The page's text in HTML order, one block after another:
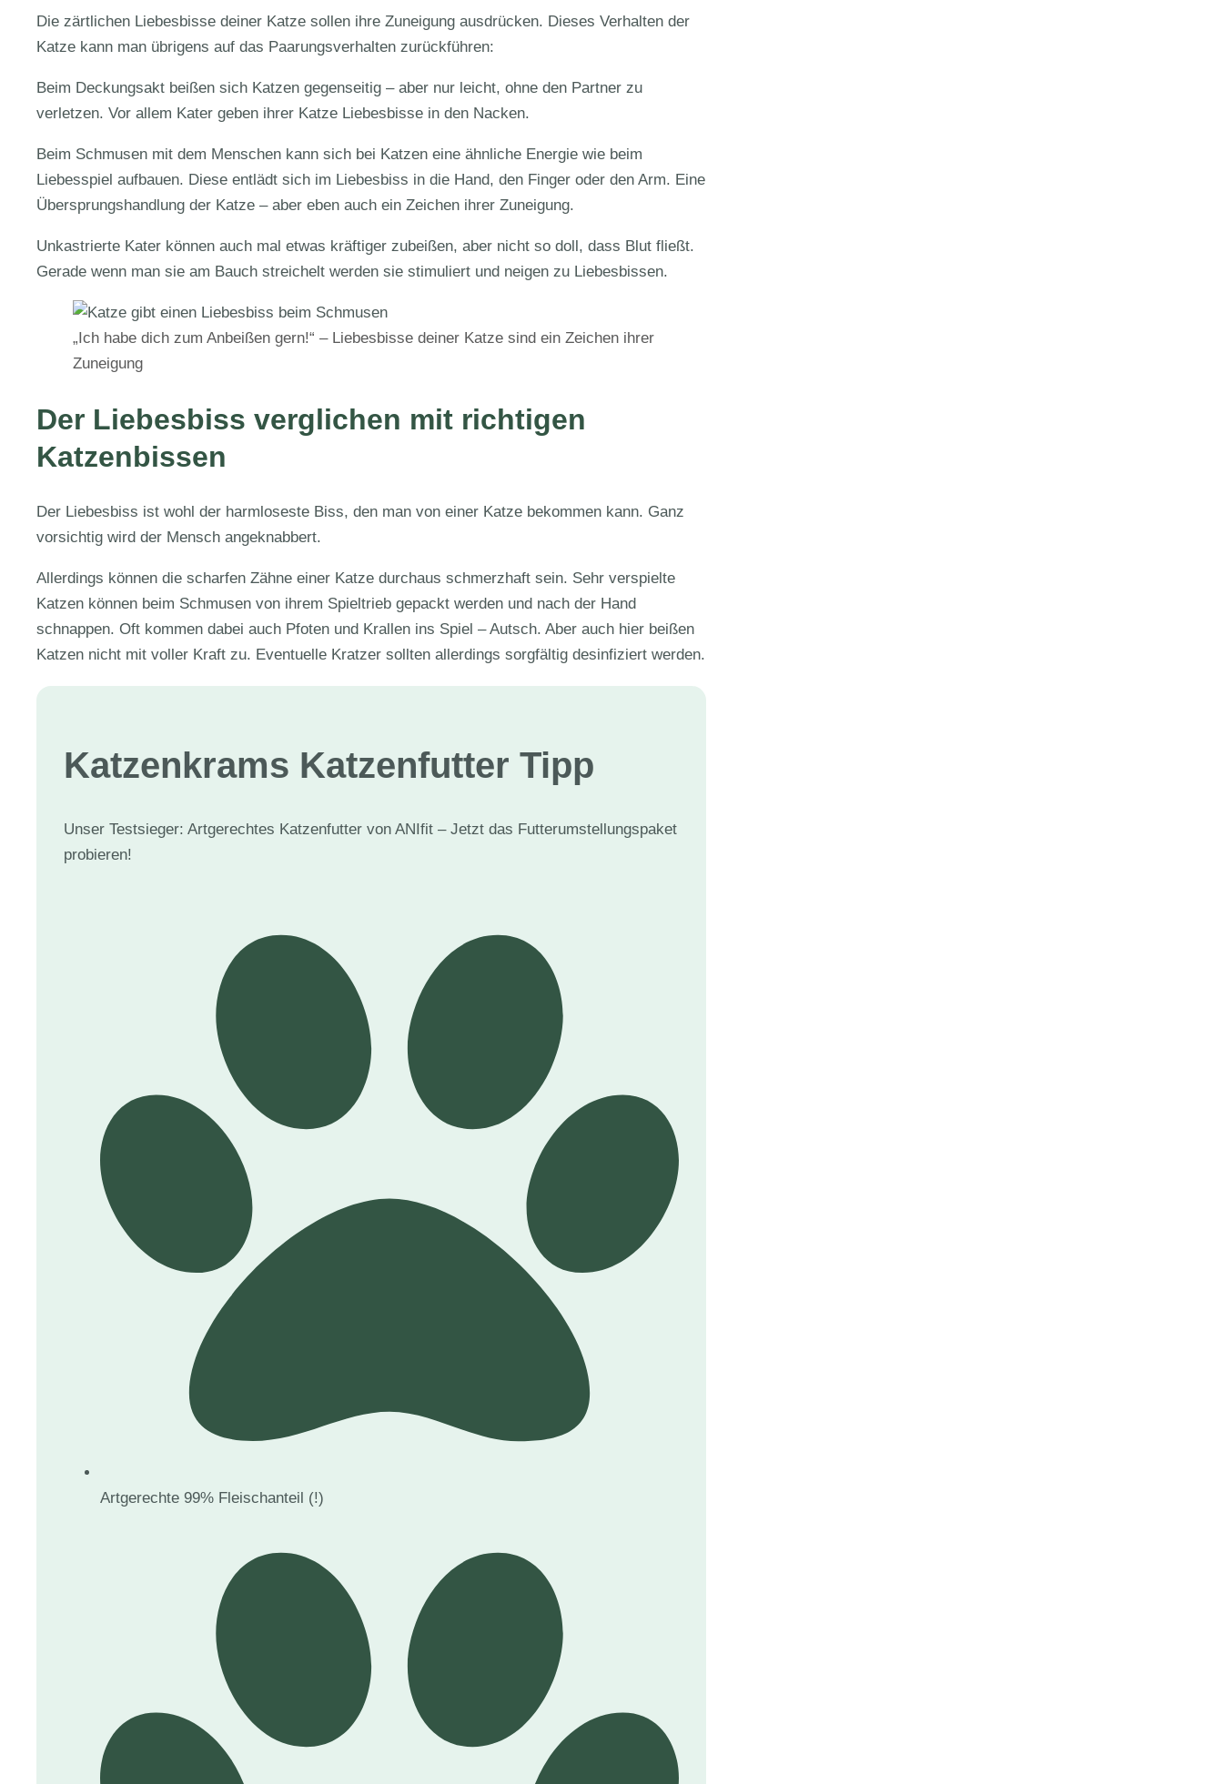
Die zärtlichen Liebesbisse deiner Katze sollen ihre Zuneigung ausdrücken. Dieses Verhalten der
Katze kann man übrigens auf das Paarungsverhalten zurückführen:
Beim Deckungsakt beißen sich Katzen gegenseitig – aber nur leicht, ohne den Partner zu
verletzen. Vor allem Kater geben ihrer Katze Liebesbisse in den Nacken.
Beim Schmusen mit dem Menschen kann sich bei Katzen eine ähnliche Energie wie beim
Liebesspiel aufbauen. Diese entlädt sich im Liebesbiss in die Hand, den Finger oder den Arm. Eine
Übersprungshandlung der Katze – aber eben auch ein Zeichen ihrer Zuneigung.
Unkastrierte Kater können auch mal etwas kräftiger zubeißen, aber nicht so doll, dass Blut fließt.
Gerade wenn man sie am Bauch streichelt werden sie stimuliert und neigen zu Liebesbissen.
„Ich habe dich zum Anbeißen gern!“ – Liebesbisse deiner Katze sind ein Zeichen ihrer
Zuneigung
Der Liebesbiss verglichen mit richtigen
Katzenbissen
Der Liebesbiss ist wohl der harmloseste Biss, den man von einer Katze bekommen kann. Ganz
vorsichtig wird der Mensch angeknabbert.
Allerdings können die scharfen Zähne einer Katze durchaus schmerzhaft sein. Sehr verspielte
Katzen können beim Schmusen von ihrem Spieltrieb gepackt werden und nach der Hand
schnappen. Oft kommen dabei auch Pfoten und Krallen ins Spiel – Autsch. Aber auch hier beißen
Katzen nicht mit voller Kraft zu. Eventuelle Kratzer sollten allerdings sorgfältig desinfiziert werden.
Katzenkrams Katzenfutter Tipp
Unser Testsieger: Artgerechtes Katzenfutter von ANIfit – Jetzt das Futterumstellungspaket
probieren!
Artgerechte 99% Fleischanteil (!)